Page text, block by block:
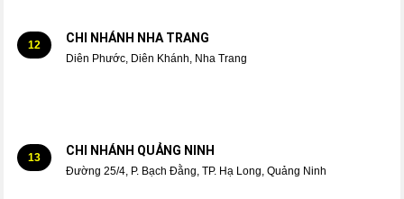
12 CHI NHÁNH NHA TRANG
Diên Phước, Diên Khánh, Nha Trang
13 CHI NHÁNH QUẢNG NINH
Đường 25/4, P. Bạch Đằng, TP. Hạ Long, Quảng Ninh